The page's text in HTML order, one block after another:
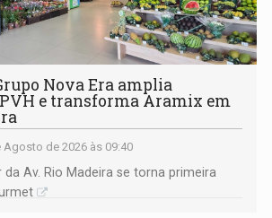
Nova Era amplia
e transforma Aramix em
Agosto de 2026 às 09:40
da Av. Rio Madeira se torna primeira